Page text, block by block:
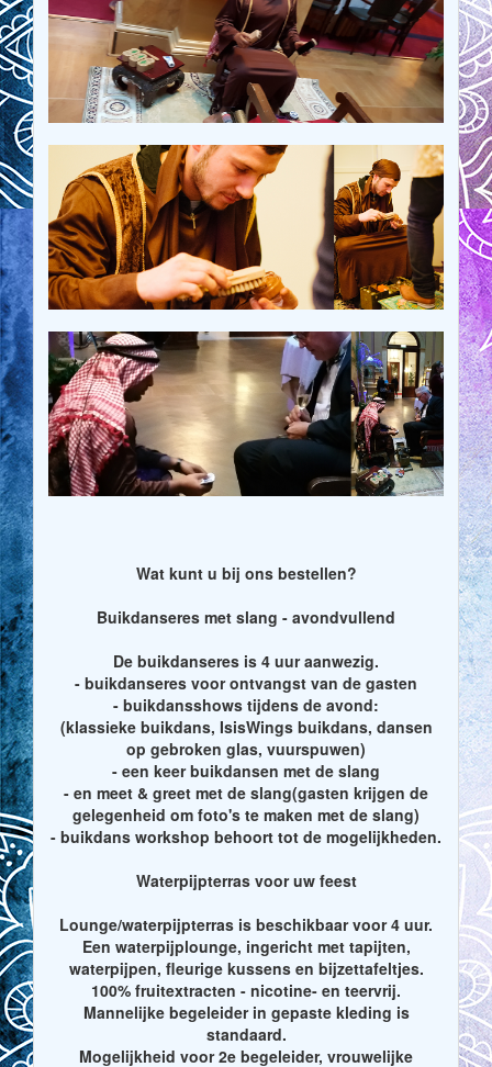
Wat kunt u bij ons bestellen?
Buikdanseres met slang - avondvullend
De buikdanseres is 4 uur aanwezig.
- buikdanseres voor ontvangst van de gasten
- buikdansshows tijdens de avond:
(klassieke buikdans, IsisWings buikdans, dansen
op gebroken glas, vuurspuwen)
- een keer buikdansen met de slang
- en meet & greet met de slang(gasten krijgen de
gelegenheid om foto's te maken met de slang)
- buikdans workshop behoort tot de mogelijkheden.
Waterpijpterras voor uw feest
Lounge/waterpijpterras is beschikbaar voor 4 uur.
Een waterpijplounge, ingericht met tapijten,
waterpijpen, fleurige kussens en bijzettafeltjes.
100% fruitextracten - nicotine- en teervrij.
Mannelijke begeleider in gepaste kleding is
standaard.
Mogelijkheid voor 2e begeleider, vrouwelijke